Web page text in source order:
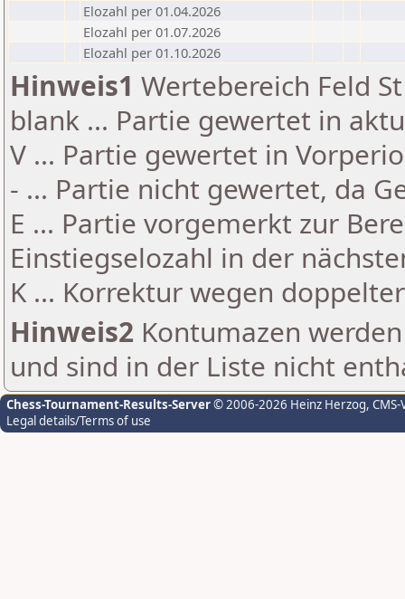
Elozahl per 01.04.2026
Elozahl per 01.07.2026
Elozahl per 01.10.2026
Hinweis1 Wertebereich Feld
blank ... Partie gewertet in
V ... Partie gewertet in
- ... Partie nicht gewertet, da
E ... Partie vorgemerkt zur
Einstiegselozahl in der
K ... Korrektur wegen
Hinweis2 Kontumazen
und sind in der Liste nicht
Chess-Tournament-Results-Server© 2006-2026 Heinz Herzog,
Legal details/Terms of use